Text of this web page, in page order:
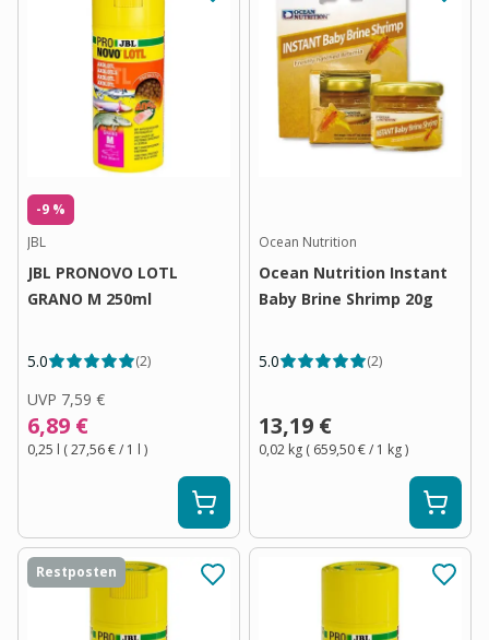
-9 %
JBL
JBL PRONOVO LOTL
GRANO M 250ml
5.0 (2)
UVP 7,59 €
6,89 €
0,25 l (27,56 €/ 1 l )
Ocean Nutrition
Ocean Nutrition Instant
Baby Brine Shrimp 20g
5.0 (2)
13,19 €
0,02 kg ( 659,50 €/ 1 kg)
Restposten